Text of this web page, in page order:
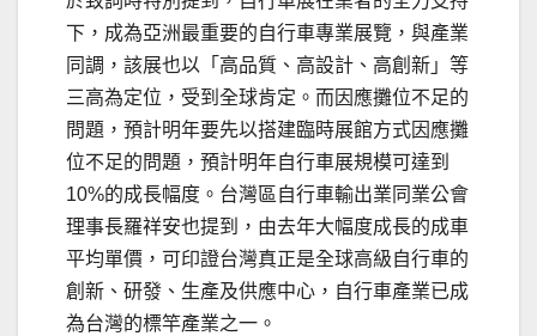
下，成為亞洲最重要的自行車專業展覽，與產業
同調，該展也以「高品質、高設計、高創新」等
三高為定位，受到全球肯定。而因應攤位不足的
問題，預計明年要先以搭建臨時展館方式因應攤
位不足的問題，預計明年自行車展規模可達到
10%的成長幅度。台灣區自行車輸出業同業公會
理事長羅祥安也提到，由去年大幅度成長的成車
平均單價，可印證台灣真正是全球高級自行車的
創新、研發、生產及供應中心，自行車產業已成
為台灣的標竿產業之一。